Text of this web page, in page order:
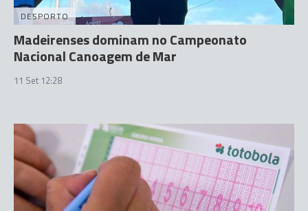
DESPORTO
Madeirenses dominam no Campeonato
Nacional Canoagem de Mar
11 Set 12:28